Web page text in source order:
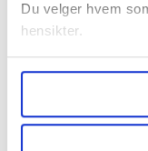
Du velger hvem
hensikter.
Undermer infokan
data behandles og
brukes. Du kan
samtykke fra